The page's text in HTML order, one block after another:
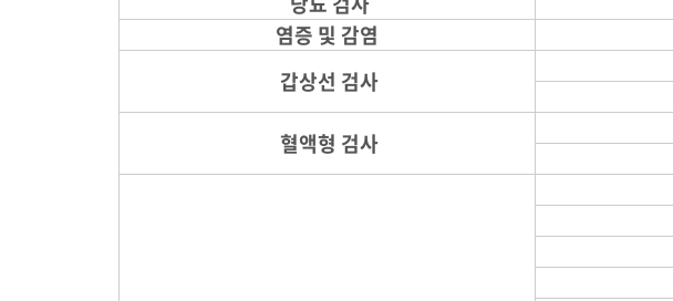
염증 및 감염
갑상선 검사
혈액형 검사